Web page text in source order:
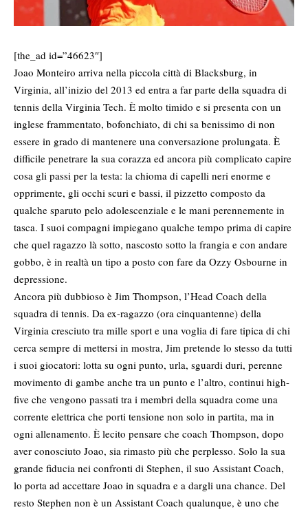
[the_ad id=”46623″]
Joao Monteiro arriva nella piccola città di Blacksburg, in
Virginia, all’inizio del 2013 ed entra a far parte della squadra di
tennis della Virginia Tech. È molto timido e si presenta con un
inglese frammentato, bofonchiato, di chi sa benissimo di non
essere in grado di mantenere una conversazione prolungata. È
difficile penetrare la sua corazza ed ancora più complicato capire
cosa gli passi per la testa: la chioma di capelli neri enorme e
opprimente, gli occhi scuri e bassi, il pizzetto composto da
qualche sparuto pelo adolescenziale e le mani perennemente in
tasca. I suoi compagni impiegano qualche tempo prima di capire
che quel ragazzo là sotto, nascosto sotto la frangia e con andare
gobbo, è in realtà un tipo a posto con fare da Ozzy Osbourne in
depressione.
Ancora più dubbioso è Jim Thompson, l’Head Coach della
squadra di tennis. Da ex-ragazzo (ora cinquantenne) della
Virginia cresciuto tra mille sport e una voglia di fare tipica di chi
cerca sempre di mettersi in mostra, Jim pretende lo stesso da tutti
i suoi giocatori: lotta su ogni punto, urla, sguardi duri, perenne
movimento di gambe anche tra un punto e l’altro, continui high-
five che vengono passati tra i membri della squadra come una
corrente elettrica che porti tensione non solo in partita, ma in
ogni allenamento. È lecito pensare che coach Thompson, dopo
aver conosciuto Joao, sia rimasto più che perplesso. Solo la sua
grande fiducia nei confronti di Stephen, il suo Assistant Coach,
lo porta ad accettare Joao in squadra e a dargli una chance. Del
resto Stephen non è un Assistant Coach qualunque, è uno che